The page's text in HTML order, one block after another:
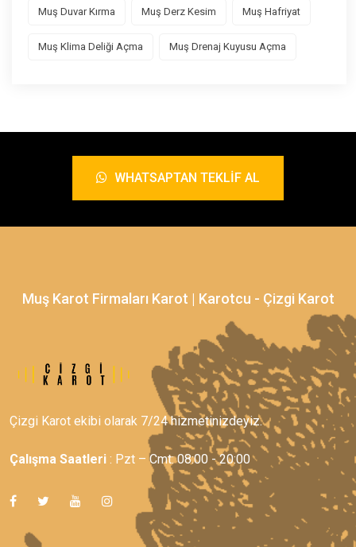
Muş Duvar Kırma Muş Derz Kesim Muş Hafriyat
Muş Klima Deliği Açma Muş Drenaj Kuyusu Açma
WHATSAPTAN TEKLIF AL
Muş Karot Firmaları Karot | Karotcu - Çizgi Karot
Çizgi Karot ekibi olarak 7/24 hizmetinizdeyiz.
Çalışma Saatleri : Pzt – Cmt: 08:00 - 20:00